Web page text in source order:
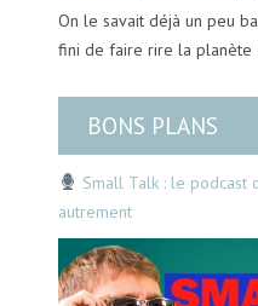
On le savait déjà un peu
fini de faire rire la planète
BONS PLANS
Small Talk : le podcast
autrement